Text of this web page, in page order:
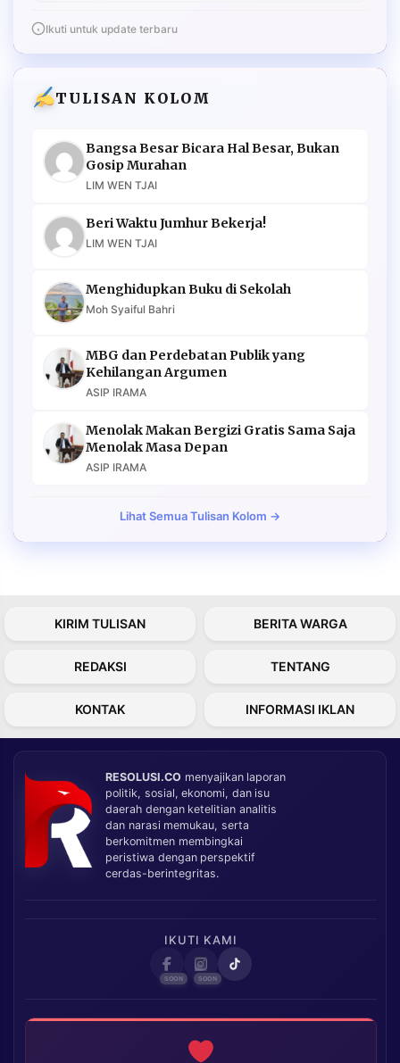
Ikuti untuk update terbaru
TULISAN KOLOM
Bangsa Besar Bicara Hal Besar, Bukan
Gosip Murahan
LIM WEN TJAI
Beri Waktu Jumhur Bekerja!
LIM WEN TJAI
Menghidupkan Buku di Sekolah
Moh Syaiful Bahri
MBG dan Perdebatan Publik yang
Kehilangan Argumen
ASIP IRAMA
Menolak Makan Bergizi Gratis Sama Saja
Menolak Masa Depan
ASIP IRAMA
Lihat Semua Tulisan Kolom →
KIRIM TULISAN BERITA WARGA
REDAKSI TENTANG
KONTAK INFORMASI IKLAN
RESOLUSI.CO menyajikan laporan
politik, sosial, ekonomi, dan isu
daerah dengan ketelitian analitis
dan narasi memukau, serta
berkomitmen membingkai
peristiwa dengan perspektif
cerdas-berintegritas.
IKUTI KAMI